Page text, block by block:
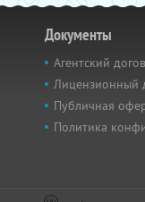
Документы
Агентский
Лицензионный
Публичная
Политика